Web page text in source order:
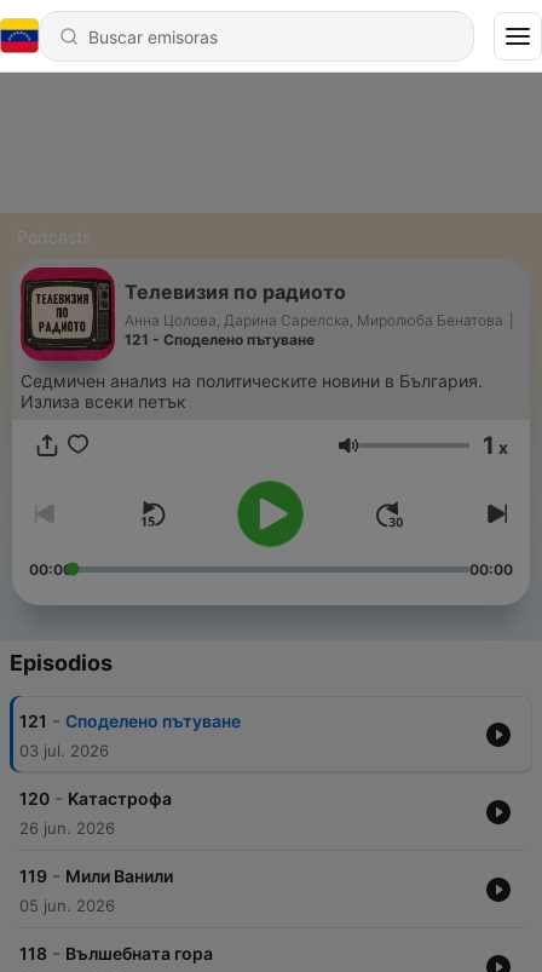
Podcasts
Телевизия по радиото
Анна Цолова, Дарина Сарелска, Миролюба Бенатова
121 - Споделено пътуване
Седмичен анализ на политическите новини в България.
Излиза всеки петък
Volumen 1 x
00:00 00:00
Episodios
121 - Споделено пътуване
03 jul. 2026
120 - Kатастрофa
26 jun. 2026
119 - Мили Ванили
05 jun. 2026
118 - Вълшебната гора